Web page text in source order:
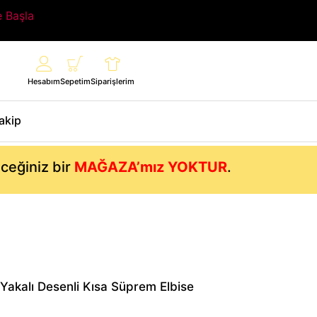
Başla
HesabımSepetimSiparişlerim
bir MAĞAZA’mız YOKTUR.
Desenli Kısa Süprem Elbise